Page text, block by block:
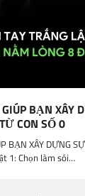
BẠN XÂY
CON SỐ 0
BẠN XÂY DỰNG
1: Chọn làm sói…